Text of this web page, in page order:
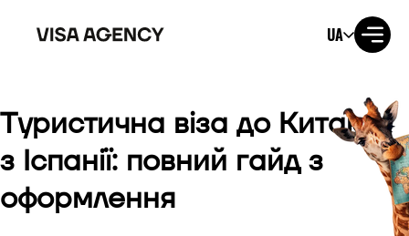
UA
Віза до США
Віза до Великобританії
Віза до Ірландії
Туристична віза до Китаю
з Іспанії: повний гайд з
оформлення